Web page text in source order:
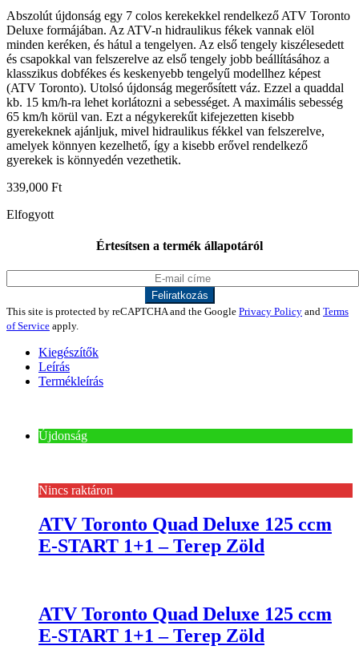
Abszolút újdonság egy 7 colos kerekekkel rendelkező ATV Toronto
Deluxe formájában. Az ATV-n hidraulikus fékek vannak elöl
minden keréken, és hátul a tengelyen. Az első tengely kiszélesedett
és csapokkal van felszerelve az első tengely jobb beállításához a
klasszikus dobfékes és keskenyebb tengelyű modellhez képest
(ATV Toronto). Utolsó újdonság megerősített váz. Ezzel a quaddal
kb. 15 km/h-ra lehet korlátozni a sebességet. A maximális sebesség
65 km/h körül van. Ezt a négykerekűt kifejezetten kisebb
gyerekeknek ajánljuk, mivel hidraulikus fékkel van felszerelve,
amelyek könnyen kezelhető, így a kisebb erővel rendelkező
gyerekek is könnyedén vezethetik.
339,000 Ft
Elfogyott
Értesítsen a termék állapotáról
This site is protected by reCAPTCHA and the Google Privacy Policy and Terms
of Service apply.
Kiegészítők
Leírás
Termékleírás
Újdonság
Nincs raktáron
ATV Toronto Quad Deluxe 125 ccm
E-START 1+1 – Terep Zöld
ATV Toronto Quad Deluxe 125 ccm
E-START 1+1 – Terep Zöld